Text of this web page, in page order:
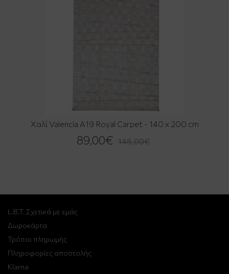
Χαλί Valencia A19 Royal Carpet - 140 x 200 cm
89,00€ 148,00€
L.B.T. Σχετικά με εμάς
Δωροκάρτα
Τρόποι πληρωμής
Πληροφορίες αποστολής
Klarna